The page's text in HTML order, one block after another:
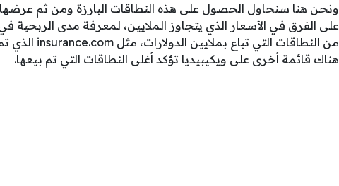
ونحن هنا سنحاول الحصول على هذه النطاقات البارزة ومن ثم عرضها
على الفرق في الأسعار الذي يتجاوز الملايين، لمعرفة مدى الربحية
هناك قائمة أخرى على ويكيبيديا تؤكد أغلى النطاقات التي تم بيعها.